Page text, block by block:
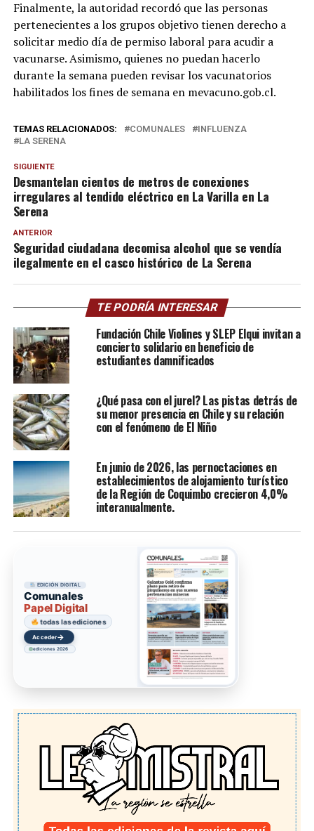
Finalmente, la autoridad recordó que las personas
pertenecientes a los grupos objetivo tienen derecho a
solicitar medio día de permiso laboral para acudir a
vacunarse. Asimismo, quienes no puedan hacerlo
durante la semana pueden revisar los vacunatorios
habilitados los fines de semana en mevacuno.gob.cl.
TEMAS RELACIONADOS: COMUNALES
INFLUENZA
LA SERENA
SIGUIENTE
Desmantelan cientos de metros de conexiones
irregulares al tendido eléctrico en La Varilla en La
Serena
ANTERIOR
Seguridad ciudadana decomisa alcohol que se vendía
ilegalmente en el casco histórico de La Serena
TE PODRÍA INTERESAR
Fundación Chile Violines y SLEP Elqui invitan a
concierto solidario en beneficio de
estudiantes damnificados
¿Qué pasa con el jurel? Las pistas detrás de
su menor presencia en Chile y su relación
con el fenómeno de El Niño
En junio de 2026, las pernoctaciones en
establecimientos de alojamiento turístico
de la Región de Coquimbo crecieron 4,0%
interanualmente.
EDICIÓN DIGITAL
Comunales
Papel Digital
todas las ediciones
Acceder→
ediciones 2026